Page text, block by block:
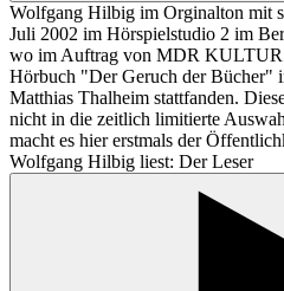
Wolfgang Hilbig im Orginalton mit
Juli 2002 im Hörspielstudio 2 im
wo im Auftrag von MDR KULTUR
Hörbuch "Der Geruch der Bücher"
Matthias Thalheim stattfanden.
nicht in die zeitlich limitierte
macht es hier erstmals der
Wolfgang Hilbig liest: Der Leser